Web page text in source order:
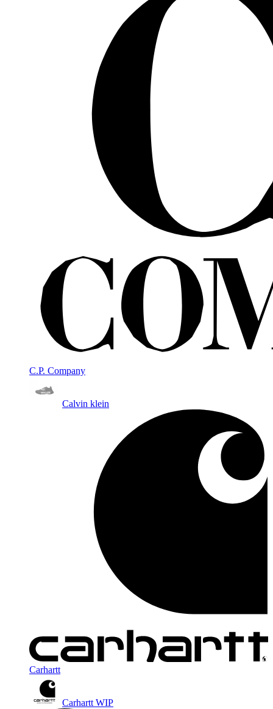
C.P. Company
Calvin klein
Carhartt
Carhartt WIP